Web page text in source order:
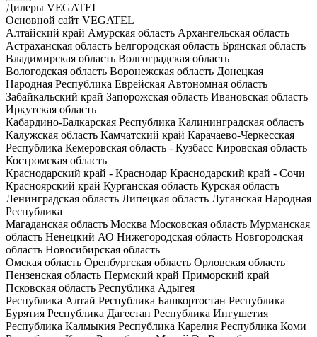
Дилеры VEGATEL
Основной сайт VEGATEL
Алтайский край Амурская область Архангельская область
Астраханская область Белгородская область Брянская область
Владимирская область Волгоградская область
Вологодская область Воронежская область Донецкая
Народная Республика Еврейская Автономная область
Забайкальский край Запорожская область Ивановская область
Иркутская область
Кабардино-Балкарская Республика Калининградская область
Калужская область Камчатский край Карачаево-Черкесская
Республика Кемеровская область - Кузбасс Кировская область
Костромская область
Краснодарский край - Краснодар Краснодарский край - Сочи
Красноярский край Курганская область Курская область
Ленинградская область Липецкая область Луганская Народная
Республика
Магаданская область Москва Московская область Мурманская
область Ненецкий АО Нижегородская область Новгородская
область Новосибирская область
Омская область Оренбургская область Орловская область
Пензенская область Пермский край Приморский край
Псковская область Республика Адыгея
Республика Алтай Республика Башкортостан Республика
Бурятия Республика Дагестан Республика Ингушетия
Республика Калмыкия Республика Карелия Республика Коми